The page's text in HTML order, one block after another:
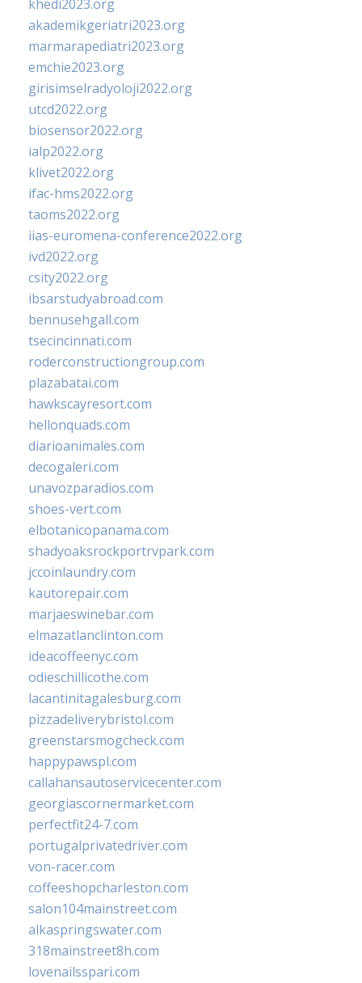
khedi2023.org
akademikgeriatri2023.org
marmarapediatri2023.org
emchie2023.org
girisimselradyoloji2022.org
utcd2022.org
biosensor2022.org
ialp2022.org
klivet2022.org
ifac-hms2022.org
taoms2022.org
iias-euromena-conference2022.org
ivd2022.org
csity2022.org
ibsarstudyabroad.com
bennusehgall.com
tsecincinnati.com
roderconstructiongroup.com
plazabatai.com
hawkscayresort.com
hellonquads.com
diarioanimales.com
decogaleri.com
unavozparadios.com
shoes-vert.com
elbotanicopanama.com
shadyoaksrockportrvpark.com
jccoinlaundry.com
kautorepair.com
marjaeswinebar.com
elmazatlanclinton.com
ideacoffeenyc.com
odieschillicothe.com
lacantinitagalesburg.com
pizzadeliverybristol.com
greenstarsmogcheck.com
happypawspl.com
callahansautoservicecenter.com
georgiascornermarket.com
perfectfit24-7.com
portugalprivatedriver.com
von-racer.com
coffeeshopcharleston.com
salon104mainstreet.com
alkaspringswater.com
318mainstreet8h.com
lovenailsspari.com